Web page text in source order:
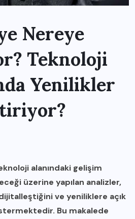
Nereye
Teknoloji
Yenilikler
alanındaki gelişim
üzerine yapılan analizler,
ve yeniliklere açık
Bu makalede